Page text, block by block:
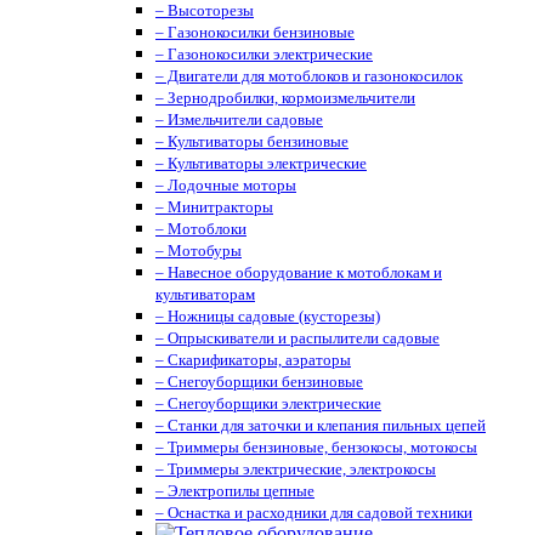
– Высоторезы
– Газонокосилки бензиновые
– Газонокосилки электрические
– Двигатели для мотоблоков и газонокосилок
– Зернодробилки, кормоизмельчители
– Измельчители садовые
– Культиваторы бензиновые
– Культиваторы электрические
– Лодочные моторы
– Минитракторы
– Мотоблоки
– Мотобуры
– Навесное оборудование к мотоблокам и
культиваторам
– Ножницы садовые (кусторезы)
– Опрыскиватели и распылители садовые
– Скарификаторы, аэраторы
– Снегоуборщики бензиновые
– Снегоуборщики электрические
– Станки для заточки и клепания пильных цепей
– Триммеры бензиновые, бензокосы, мотокосы
– Триммеры электрические, электрокосы
– Электропилы цепные
– Оснастка и расходники для садовой техники